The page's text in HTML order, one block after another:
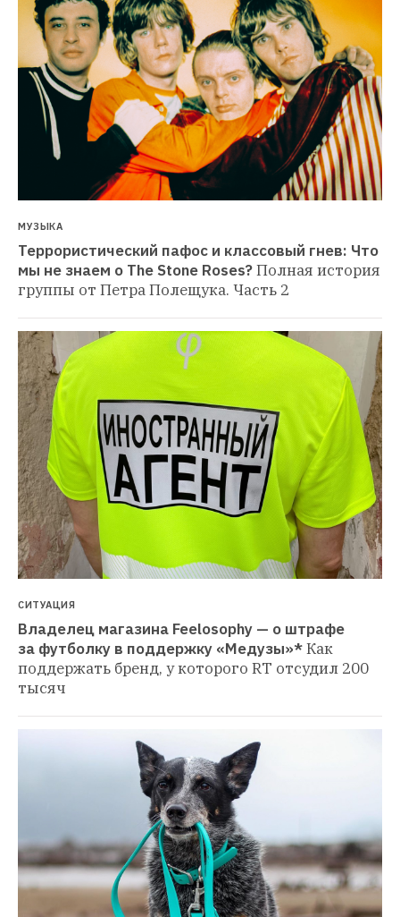
МУЗЫКА
Террористический пафос и классовый гнев: Что
мы не знаем о The Stone Roses?Полная история
группы от Петра Полещука. Часть 2
СИТУАЦИЯ
Владелец магазина Feelosophy — о штрафе
за футболку в поддержку «Медузы»*Как
поддержать бренд, у которого RT отсудил 200
тысяч